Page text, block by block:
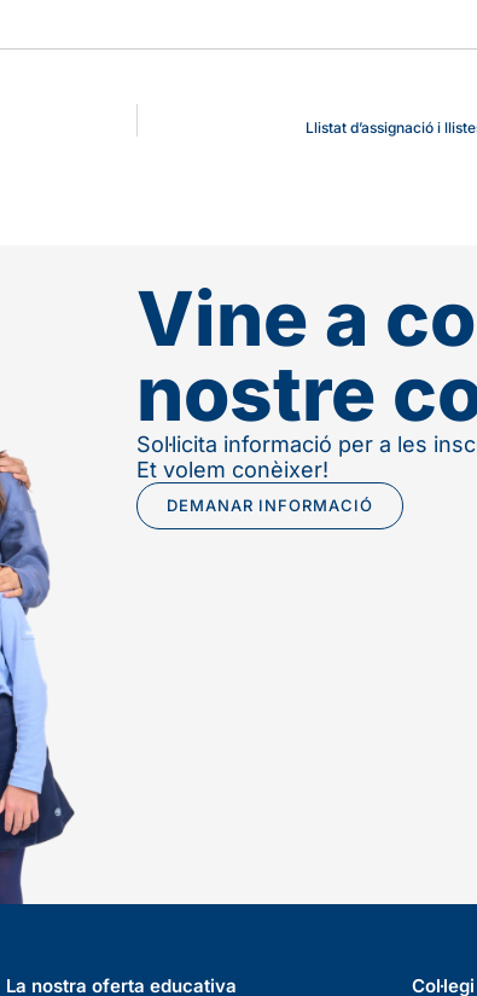
Llistat d’assignació i
Vine a
nostre
Sol·licita informació per a les
Et volem conèixer!
DEMANAR INFORMACIÓ
La nostra oferta educativa